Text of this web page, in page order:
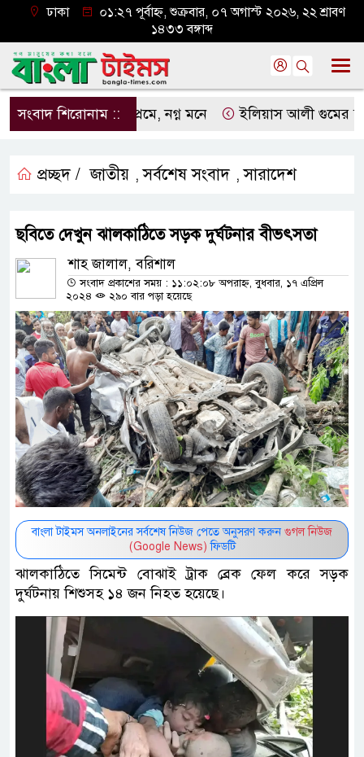
ঢাকা
০১:২৭ পূর্বাহ্ন, শুক্রবার, ০৭ অগাস্ট ২০২৬, ২২ শ্রাবণ
১৪৩৩ বঙ্গাব্দ
সংবাদ শিরোনাম ::
নগ্ন প্রেমে, নগ্ন মনে ইলিয়াস আলী গুমের ঘটনা পৃথক
প্রচ্ছদ / জাতীয় ,সর্বশেষ সংবাদ ,সারাদেশ
ছবিতে দেখুন ঝালকাঠিতে সড়ক দুর্ঘটনার বীভৎসতা
শাহ জালাল, বরিশাল
সংবাদ প্রকাশের সময় : ১১:০২:০৮ অপরাহ্ন, বুধবার, ১৭ এপ্রিল
২০২৪
২৯০ বার পড়া হয়েছে
বাংলা টাইমস অনলাইনের সর্বশেষ নিউজ পেতে অনুসরণ করুন গুগল নিউজ
(Google News) ফিডটি
ঝালকাঠিতে সিমেন্ট বোঝাই ট্রাক ব্রেক ফেল করে সড়ক
দুর্ঘটনায় শিশুসহ ১৪ জন নিহত হয়েছে।